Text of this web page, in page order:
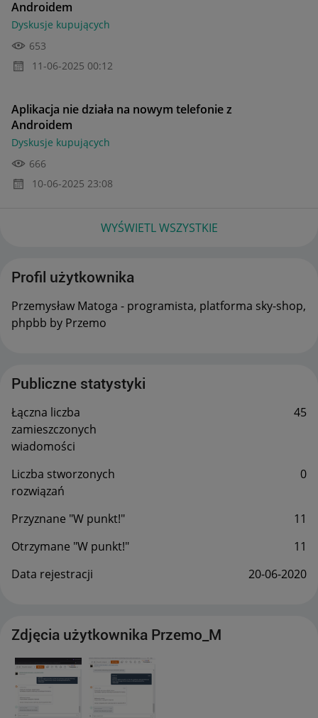
Androidem
Dyskusje kupujących
653
‎11-06-2025 00:12
Aplikacja nie działa na nowym telefonie z
Androidem
Dyskusje kupujących
666
‎10-06-2025 23:08
WYŚWIETL WSZYSTKIE
Profil użytkownika
Przemysław Matoga - programista, platforma sky-shop,
phpbb by Przemo
Publiczne statystyki
Łączna liczba
zamieszczonych
wiadomości
45
Liczba stworzonych
rozwiązań
0
Przyznane "W punkt!"
11
Otrzymane "W punkt!"
11
Data rejestracji
‎20-06-2020
Zdjęcia użytkownika Przemo_M